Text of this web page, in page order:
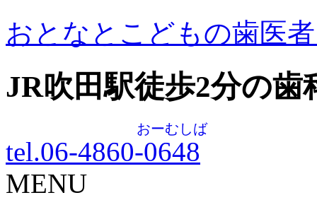
おとなとこどもの歯医
JR吹田駅徒歩2分の歯
tel.06-4860-0648
おーむしば
MENU